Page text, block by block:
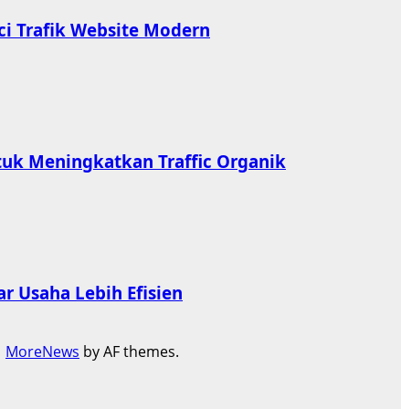
Trafik Website Modern
Meningkatkan Traffic Organik
Usaha Lebih Efisien
MoreNews by AF themes.